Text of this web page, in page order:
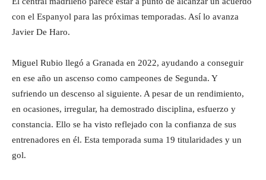
con el Espanyol para las próximas temporadas. Así lo avanza
Javier De Haro.
Miguel Rubio llegó a Granada en 2022, ayudando a conseguir
en ese año un ascenso como campeones de Segunda. Y
sufriendo un descenso al siguiente. A pesar de un rendimiento,
en ocasiones, irregular, ha demostrado disciplina, esfuerzo y
constancia. Ello se ha visto reflejado con la confianza de sus
entrenadores en él. Esta temporada suma 19 titularidades y un
gol.